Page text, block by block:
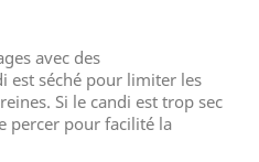
avec des
est séché pour limiter les
Si le candi est trop sec
percer pour facilité la